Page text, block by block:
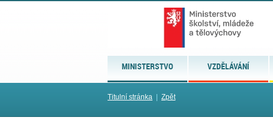
MINISTERSTVO VZDĚLÁVÁNÍ
Titulní stránka Zpět